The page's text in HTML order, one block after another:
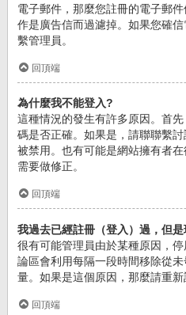
電子郵件，那麼您註冊的電子郵
作是廣告信而過濾掉。如果您確
繫管理員。
回頂端
為什麼我不能登入?
這種情況的發生有許多原因。首
碼是否正確。如果是，請聯聯繫
被禁用。也有可能是網站擁有者
需要做修正。
回頂端
我過去已經註冊（登入）過，但是
很有可能管理員由於某種原因，
論區會利用每隔一段時間移除從
量。如果是這個原因，那麼請重新
回頂端